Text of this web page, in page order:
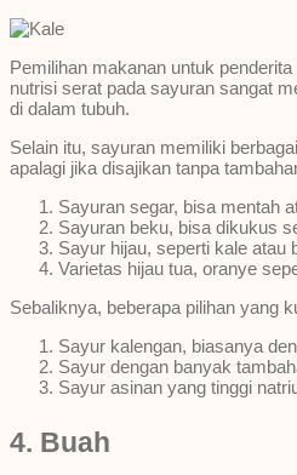
Pemilihan makanan untuk
nutrisi serat pada sayuran sangat
di dalam tubuh.
Selain itu, sayuran memiliki
apalagi jika disajikan tanpa
Sayuran segar, bisa mentah
Sayuran beku, bisa dikukus
Sayur hijau, seperti kale atau
Varietas hijau tua, oranye
Sebaliknya, beberapa pilihan yang
Sayur kalengan, biasanya
Sayur dengan banyak
Sayur asinan yang tinggi
4. Buah